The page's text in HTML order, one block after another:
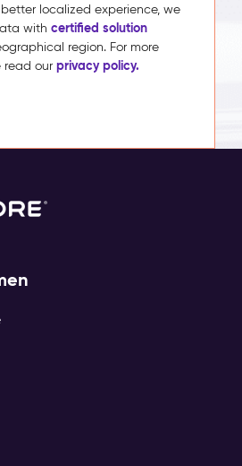
localized experience, we
with certified solution
region. For more
read our privacy policy.